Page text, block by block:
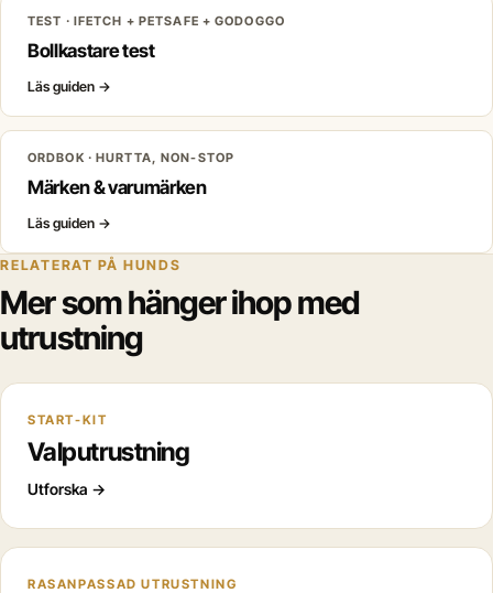
TEST · IFETCH + PETSAFE + GODOGGO
Bollkastare test
Läs guiden →
ORDBOK · HURTTA, NON-STOP
Märken & varumärken
Läs guiden →
RELATERAT PÅ HUNDS
Mer som hänger ihop med
utrustning
START-KIT
Valputrustning
Utforska →
RASANPASSAD UTRUSTNING